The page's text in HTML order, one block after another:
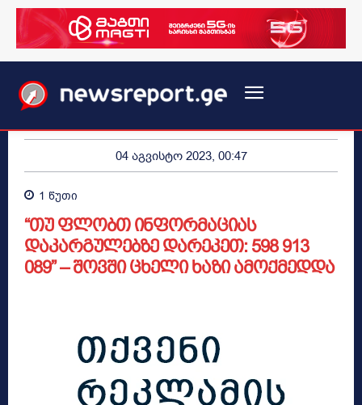
04 აგვისტო 2023, 00:47
1 წუთი
“თუ ფლობთ ინფორმაციას
დაკარგულებზე დარეკეთ: 598 913
089” – შოვში ცხელი ხაზი ამოქმედდა